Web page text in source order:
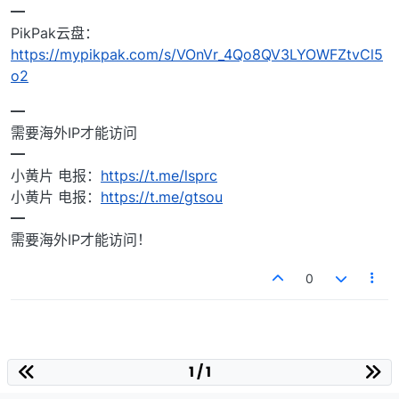
━
PikPak云盘：
https://mypikpak.com/s/VOnVr_4Qo8QV3LYOWFZtvCl5
o2
━
需要海外IP才能访问
━
小黄片 电报： https://t.me/lsprc
小黄片 电报： https://t.me/gtsou
━
需要海外IP才能访问！
0
1 / 1